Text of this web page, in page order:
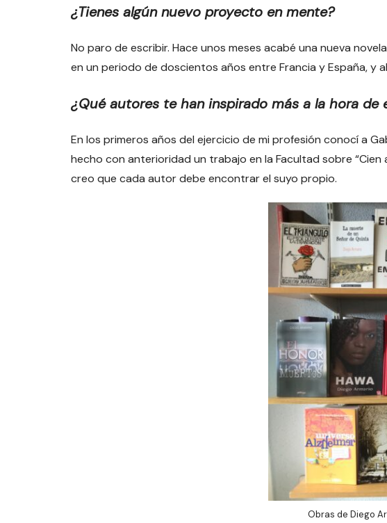
¿Tienes algún nuevo proyecto en mente?
No paro de escribir. Hace unos meses acabé una nueva
en un periodo de doscientos años entre Francia y España,
¿Qué autores te han inspirado más a la hora de
En los primeros años del ejercicio de mi profesión conocí a
hecho con anterioridad un trabajo en la Facultad sobre
creo que cada autor debe encontrar el suyo propio.
Obras de Diego